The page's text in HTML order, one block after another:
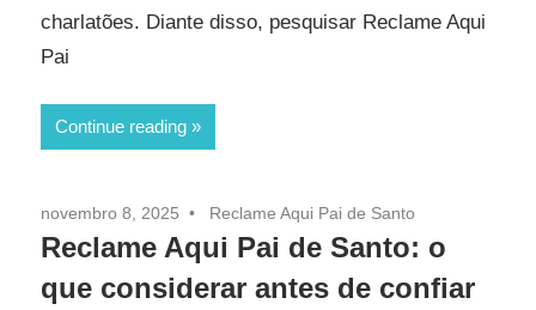
charlatões. Diante disso, pesquisar Reclame Aqui
Pai
Continue reading
novembro 8, 2025 Reclame Aqui Pai de Santo
Reclame Aqui Pai de Santo: o
que considerar antes de confiar